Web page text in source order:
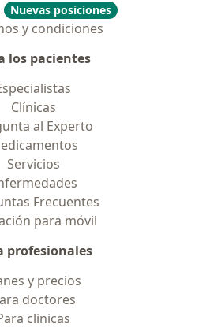
Nuevas posiciones
y condiciones
los pacientes
Clínicas
al Experto
Servicios
Frecuentes
para móvil
profesionales
y precios
doctores
clinicas